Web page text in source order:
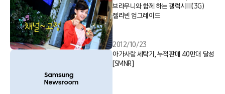
브라우니와 함께 하는 갤럭시Ⅲ(3G)
젤리빈 업그레이드
2012/10/23
아가사랑 세탁기, 누적판매 40만대 달성
[SMNR]